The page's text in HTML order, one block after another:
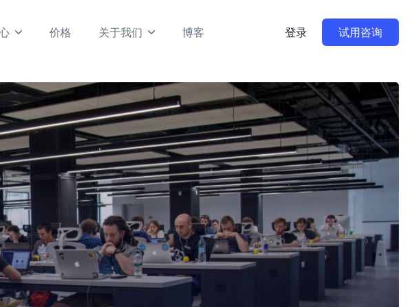
价格 关于我们 博客 登录 试用咨询